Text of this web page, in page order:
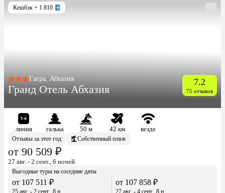
Кешбэк + 1 810
Гагра, Абхазия
Гранд Отель Абхазия
7.2
75 отзывов
линия галька 50 м 42 км
везде
Отзывы за этот год
Собственный пляж
от 90 509 ₽
27 авг. - 2 сент., 6 ночей
Выгодные туры на соседние даты
от 107 511 ₽
25 авг. - 2 сент., 8 н.
от 107 858 ₽
27 авг. - 4 сент., 8 н.